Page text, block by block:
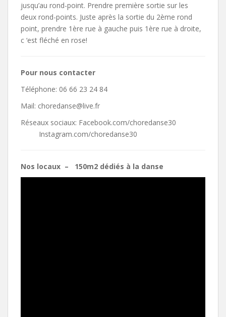
jusqu’au rond-point. Prendre première sortie sur les
deux rond-points. Juste après la sortie du 2ème rond
point, prendre 1ère rue à gauche puis 1ère rue à droite,
c ‘est fléché en rose!
Pour nous contacter
Téléphone: 06 66 23 24 84
Mail: choredanse@live.fr
Réseaux sociaux: Facebook.com/choredanse30
Instagram.com/choredanse30
Nos locaux – 150m2 dédiés à la danse